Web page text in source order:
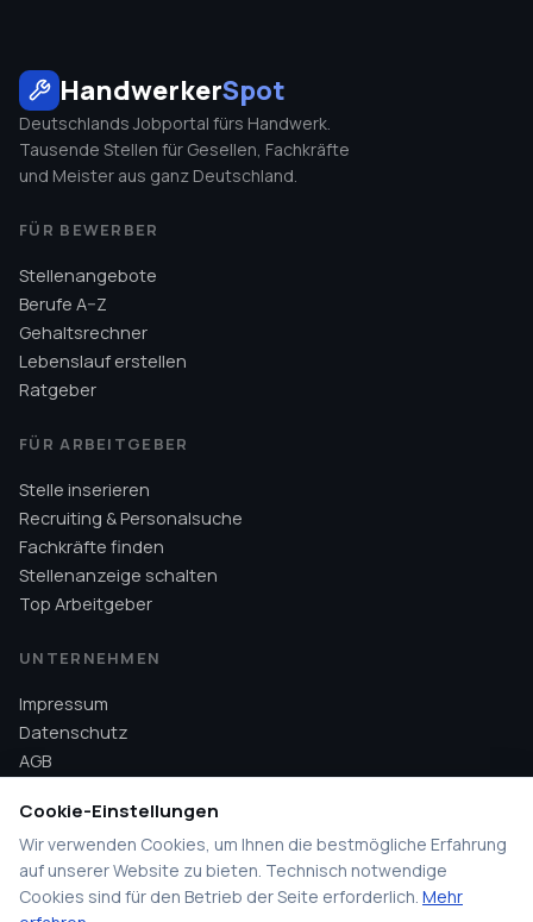
HandwerkerSpot
Deutschlands Jobportal fürs Handwerk.
Tausende Stellen für Gesellen, Fachkräfte
und Meister aus ganz Deutschland.
FÜR BEWERBER
Stellenangebote
Berufe A–Z
Gehaltsrechner
Lebenslauf erstellen
Ratgeber
FÜR ARBEITGEBER
Stelle inserieren
Recruiting & Personalsuche
Fachkräfte finden
Stellenanzeige schalten
Top Arbeitgeber
UNTERNEHMEN
Impressum
Datenschutz
AGB
©2026HandwerkerSpot. Alle Rechte vorbehalten.
Cookie-Einstellungen
Wir verwenden Cookies, um Ihnen die bestmögliche Erfahrung
auf unserer Website zu bieten. Technisch notwendige
Cookies sind für den Betrieb der Seite erforderlich. Mehr